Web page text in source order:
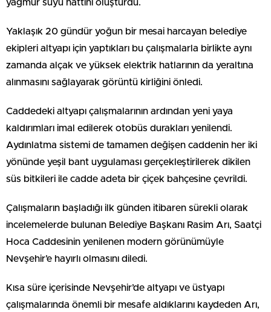
yağmur suyu hattını oluşturdu.
Yaklaşık 20 gündür yoğun bir mesai harcayan belediye
ekipleri altyapı için yaptıkları bu çalışmalarla birlikte aynı
zamanda alçak ve yüksek elektrik hatlarının da yeraltına
alınmasını sağlayarak görüntü kirliğini önledi.
Caddedeki altyapı çalışmalarının ardından yeni yaya
kaldırımları imal edilerek otobüs durakları yenilendi.
Aydınlatma sistemi de tamamen değişen caddenin her iki
yönünde yeşil bant uygulaması gerçekleştirilerek dikilen
süs bitkileri ile cadde adeta bir çiçek bahçesine çevrildi.
Çalışmaların başladığı ilk günden itibaren sürekli olarak
incelemelerde bulunan Belediye Başkanı Rasim Arı, Saatçi
Hoca Caddesinin yenilenen modern görünümüyle
Nevşehir’e hayırlı olmasını diledi.
Kısa süre içerisinde Nevşehir’de altyapı ve üstyapı
çalışmalarında önemli bir mesafe aldıklarını kaydeden Arı,